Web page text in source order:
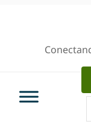
navegação